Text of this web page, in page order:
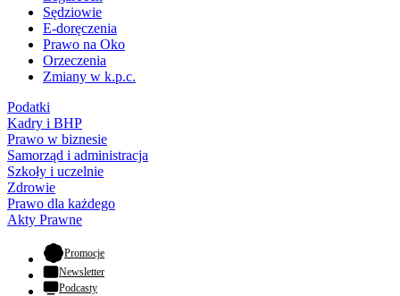
Sędziowie
E-doręczenia
Prawo na Oko
Orzeczenia
Zmiany w k.p.c.
Podatki
Kadry i BHP
Prawo w biznesie
Samorząd i administracja
Szkoły i uczelnie
Zdrowie
Prawo dla każdego
Akty Prawne
Promocje- otwiera się w nowej karcie
Newsletter
Podcasty